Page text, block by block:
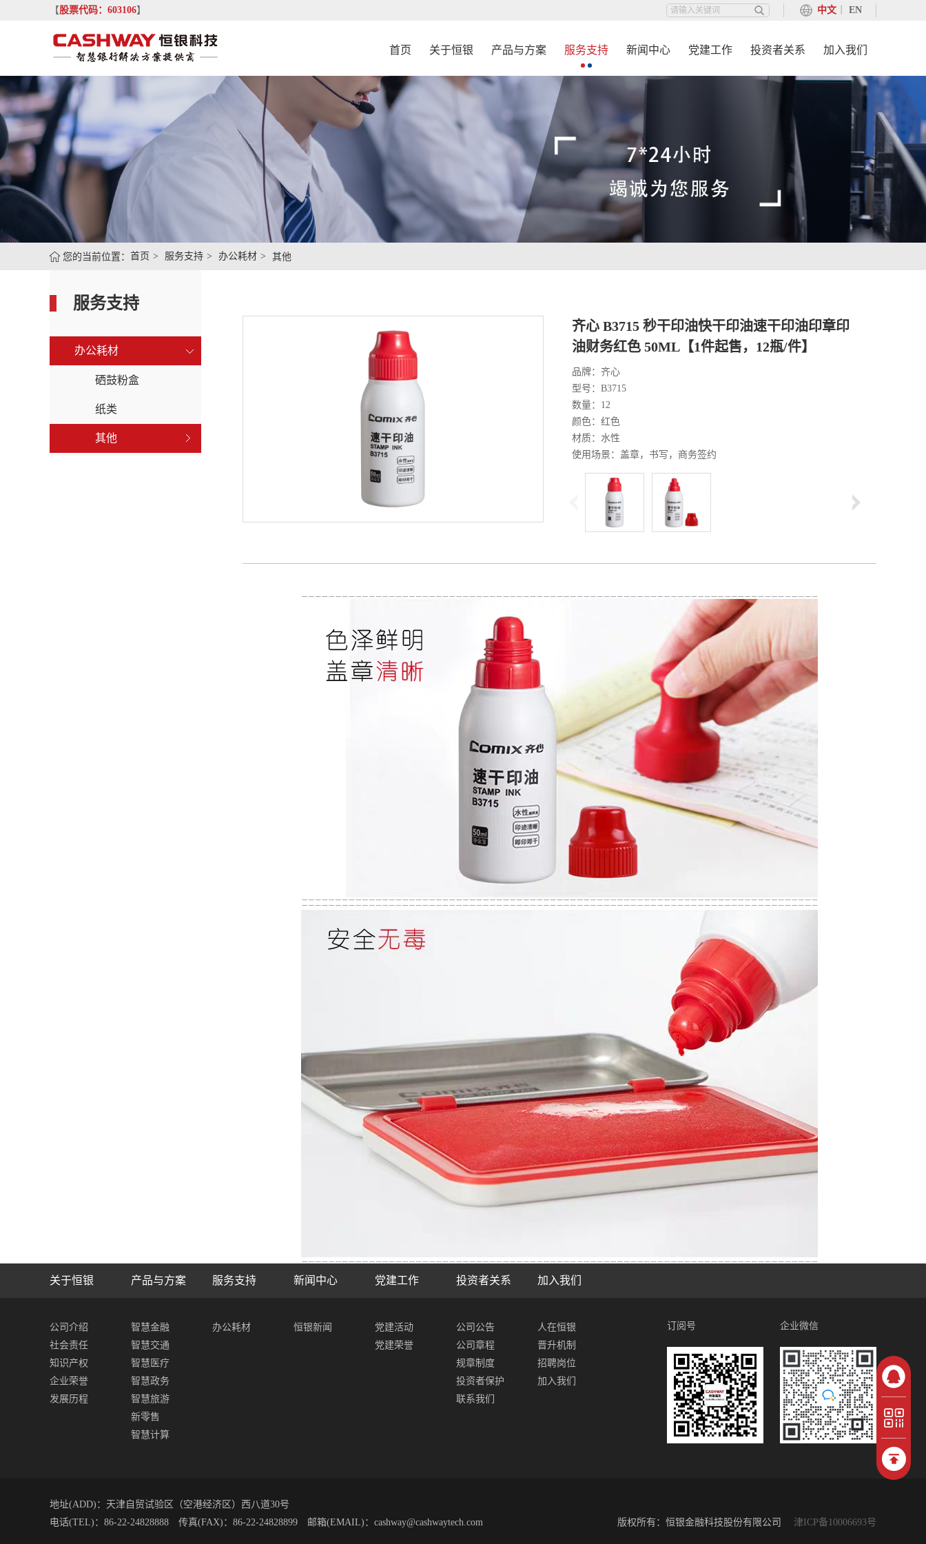
【股票代码：603106】 中文 EN
首页 关于恒银 产品与方案 服务支持 新闻中心 党建工作 投资者关系 加入我们
您的当前位置： 首页 服务支持 办公耗材 其他
服务支持
办公耗材
硒鼓粉盒
纸类
其他
齐心 B3715 秒干印油快干印油速干印油印章印
油财务红色 50ML【1件起售，12瓶/件】
品牌：齐心
型号：B3715
数量：12
颜色：红色
材质：水性
使用场景：盖章，书写，商务签约
关于恒银 产品与方案 服务支持 新闻中心 党建工作 投资者关系 加入我们
公司介绍
社会责任
知识产权
企业荣誉
发展历程
智慧金融
智慧交通
智慧医疗
智慧政务
智慧旅游
新零售
智慧计算
办公耗材 恒银新闻
党建活动
党建荣誉
公司公告
公司章程
规章制度
投资者保护
联系我们
人在恒银
晋升机制
招聘岗位
加入我们
企业微信
订阅号
地址(ADD)：天津自贸试验区（空港经济区）西八道30号
电话(TEL)：86-22-24828888 传真(FAX)：86-22-24828899 邮箱(EMAIL)：cashway@cashwaytech.com
版权所有：恒银金融科技股份有限公司 津ICP备10006693号